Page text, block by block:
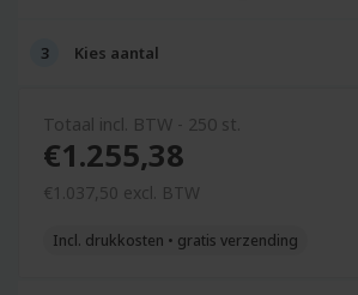
Kies aantal
Totaal incl. BTW - 250 st.
€1.255,38
€ 1.037,50 excl. BTW
Incl. drukkosten • gratis verzending